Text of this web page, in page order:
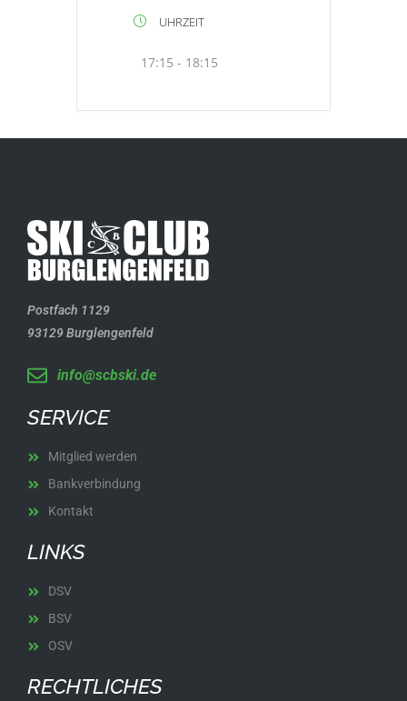
UHRZEIT
17:15 - 18:15
Postfach 1129
93129 Burglengenfeld
info@scbski.de
SERVICE
Mitglied werden
Bankverbindung
Kontakt
LINKS
DSV
BSV
OSV
RECHTLICHES